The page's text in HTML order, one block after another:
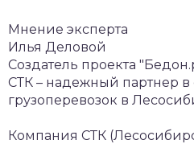
Мнение эксперта
Илья Деловой
Создатель проекта
СТК – надежный партнер
грузоперевозок в
Компания СТК